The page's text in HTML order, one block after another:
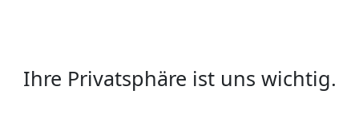
Ihre Privatsphäre ist uns wichtig.